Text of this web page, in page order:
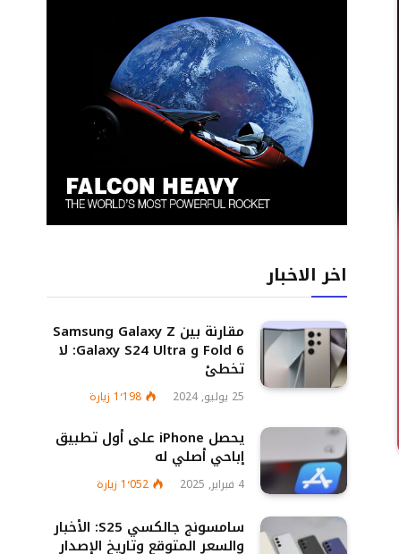
اخر الاخبار
مقارنة بين Samsung Galaxy Z
Fold 6 و Galaxy S24 Ultra: لا
تخطئ
25 يوليو, 2024 1٬198 زيارة
يحصل iPhone على أول تطبيق
إباحي أصلي له
4 فبراير, 2025 1٬052 زيارة
سامسونج جالكسي S25: الأخبار
والسعر المتوقع وتاريخ الإصدار